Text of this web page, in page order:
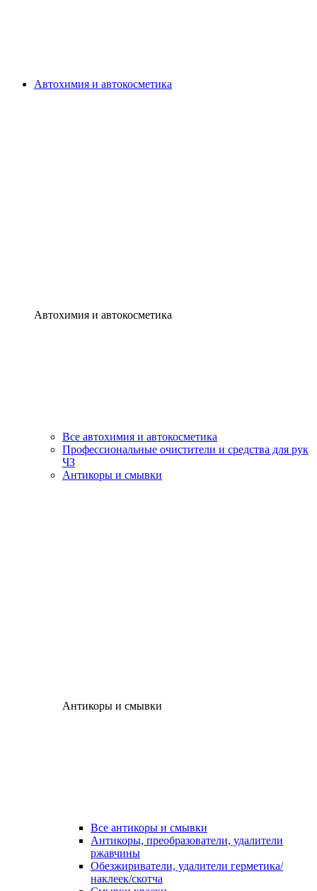
Автохимия и автокосметика
Автохимия и автокосметика
Все автохимия и автокосметика
Профессиональные очистители и средства для рук
ЧЗ
Антикоры и смывки
Антикоры и смывки
Все антикоры и смывки
Антикоры, преобразователи, удалители
ржавчины
Обезжириватели, удалители герметика/
наклеек/скотча